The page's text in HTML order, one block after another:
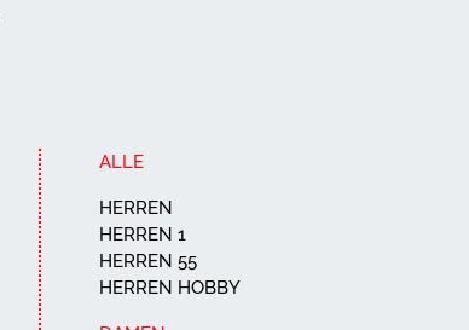
ALLE
HERREN
HERREN 1
HERREN 55
HERREN HOBBY